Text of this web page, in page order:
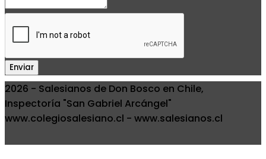
Enviar
2026 - Salesianos de Don Bosco en Chile,
Inspectoría "San Gabriel Arcángel"
www.colegiosalesiano.cl - www.salesianos.cl